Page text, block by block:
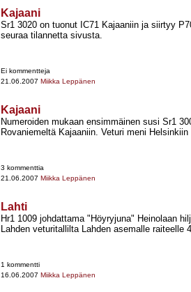
Kajaani
Sr1 3020 on tuonut IC71 Kajaaniin ja siirtyy
seuraa tilannetta sivusta.
Ei kommentteja
21.06.2007 Miikka Leppänen
Kajaani
Numeroiden mukaan ensimmäinen susi Sr1
Rovaniemeltä Kajaaniin. Veturi meni
3 kommenttia
21.06.2007 Miikka Leppänen
Lahti
Hr1 1009 johdattama "Höyryjuna" Heinolaan
Lahden veturitallilta Lahden asemalle raiteelle
1 kommentti
16.06.2007 Miikka Leppänen